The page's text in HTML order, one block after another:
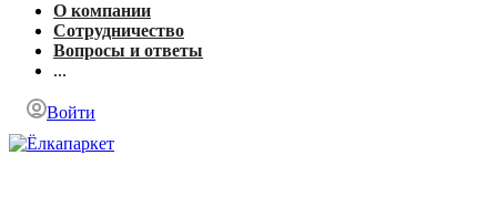
О компании
Сотрудничество
Вопросы и ответы
...
Войти